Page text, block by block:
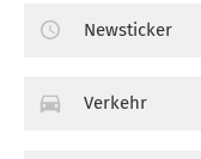
Newsticker
Verkehr